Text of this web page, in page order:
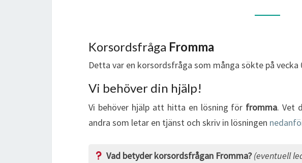
Korsordsfråga Fromma
Detta var en korsordsfråga som många sökte på vecka
Vi behöver din hjälp!
Vi behöver hjälp att hitta en lösning för fromma. Vet
andra som letar en tjänst och skriv in lösningen
Vad betyder korsordsfrågan Fromma? (eventuell